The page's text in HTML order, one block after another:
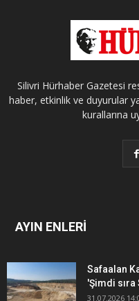
Silivri Hürhaber Gazetesi
haber, etkinlik ve duyurular
kurallarına
AYIN ENLERİ
Safaalan
'Şimdi
31.07.2026